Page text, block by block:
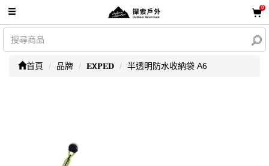
0
首頁 品牌 𝐄𝗫𝐏𝐄𝐃 半透明防水收納袋 A6